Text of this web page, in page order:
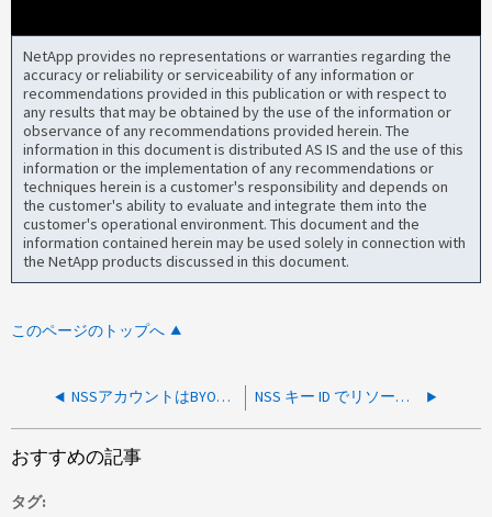
NetApp provides no representations or warranties regarding the
accuracy or reliability or serviceability of any information or
recommendations provided in this publication or with respect to
any results that may be obtained by the use of the information or
observance of any recommendations provided herein. The
information in this document is distributed AS IS and the use of this
information or the implementation of any recommendations or
techniques herein is a customer's responsibility and depends on
the customer's ability to evaluate and integrate them into the
customer's operational environment. This document and the
information contained herein may be used solely in connection with
the NetApp products discussed in this document.
このページのトップへ
NSSアカウントはBYOLライセンスキーを所有していない登録済みです NSS キー ID でリソース ID が見つかりませんでした
おすすめの記事
タグ